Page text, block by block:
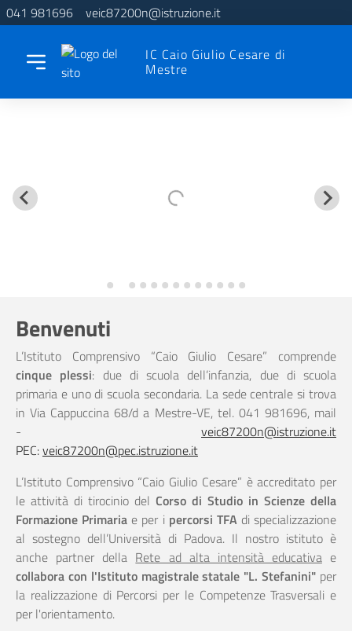
041 981696 veic87200n@istruzione.it
IC Caio Giulio Cesare di
Mestre
Benvenuti
L’Istituto Comprensivo “Caio Giulio Cesare” comprende
cinque plessi: due di scuola dell’infanzia, due di scuola
primaria e uno di scuola secondaria. La sede centrale si trova
in Via Cappuccina 68/d a Mestre-VE, tel. 041 981696, mail
-
veic87200n@istruzione.it
PEC:veic87200n@pec.istruzione.it
L’Istituto Comprensivo “Caio Giulio Cesare” è accreditato per
le attività di tirocinio del Corso di Studio in Scienze della
Formazione Primaria e per i percorsi TFA di specializzazione
al sostegno dell’Università di Padova. Il nostro istituto è
anche partner della Rete ad alta intensità educativae
collabora con l'Istituto magistrale statale "L. Stefanini" per
la realizzazione di Percorsi per le Competenze Trasversali e
per l'orientamento.